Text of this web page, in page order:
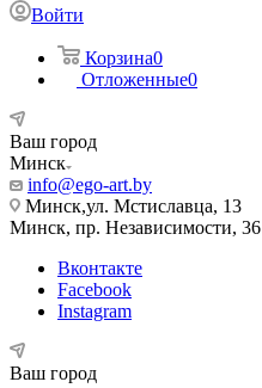
Войти
Корзина0
Отложенные0
Ваш город
Минск
info@ego-art.by
Минск,ул. Мстиславца, 13
Минск, пр. Независимости, 36
Вконтакте
Facebook
Instagram
Ваш город